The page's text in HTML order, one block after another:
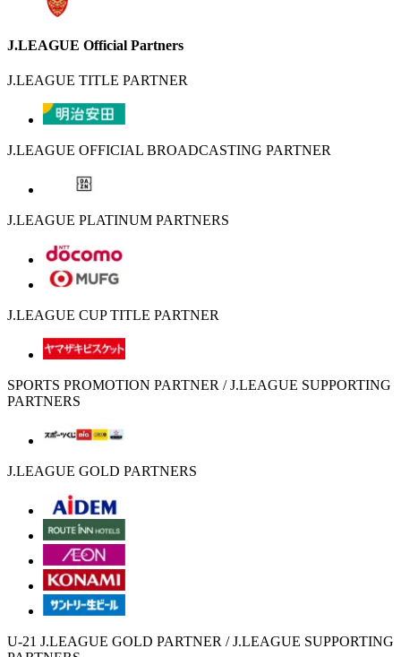
J.LEAGUE Official Partners
J.LEAGUE TITLE PARTNER
J.LEAGUE OFFICIAL BROADCASTING PARTNER
J.LEAGUE PLATINUM PARTNERS
J.LEAGUE CUP TITLE PARTNER
SPORTS PROMOTION PARTNER / J.LEAGUE SUPPORTING
PARTNERS
J.LEAGUE GOLD PARTNERS
U-21 J.LEAGUE GOLD PARTNER / J.LEAGUE SUPPORTING